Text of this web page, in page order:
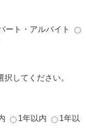
ート・アルバイト
択してください。
1年以内
1年以